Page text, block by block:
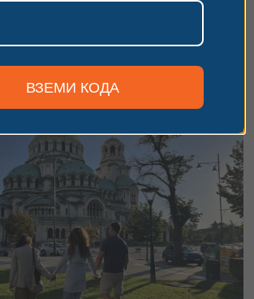
или на приятел АТВ сафари край
с адреналин и неописуеми гледки
38€
ВЗЕМИ КОДА